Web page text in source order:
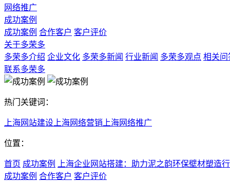
网络推广
成功案例
成功案例 合作客户 客户评价
关于多荣多
多荣多介绍 企业文化 多荣多新闻 行业新闻 多荣多观点 相关问
联系多荣多
热门关键词：
上海网站建设 上海网络营销 上海网络推广
位置：
首页 成功案例
上海企业网站搭建：助力泥之韵环保壁材塑造
成功案例 合作客户 客户评价